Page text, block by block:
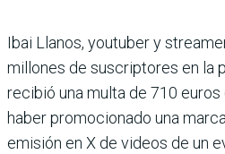
Ibai Llanos, youtuber y
millones de suscriptores en la
recibió una multa de 710
haber promocionado una
emisión en X de videos de un